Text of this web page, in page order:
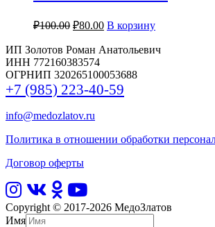
₽100.00 ₽80.00 В корзину
ИП Золотов Роман Анатольевич
ИНН 772160383574
ОГРНИП 320265100053688
+7 (985) 223-40-59
info@medozlatov.ru
Политика в отношении обработки
Договор оферты
Copyright © 2017-2026 МедоЗлатов
Имя